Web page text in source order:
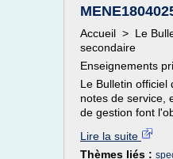
Accueil > Le
secondaire
Enseignements
Le Bulletin officiel
notes de service,
de gestion font
Lire la suite
Thèmes liés :